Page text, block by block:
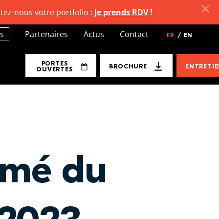
du
Partenaires Actus Contact FR / EN
PORTES
OUVERTES
BROCHURE
nous votre portfolio : Je prends RDV!